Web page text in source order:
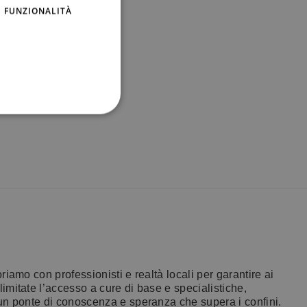
con professionisti e realtà locali per garantire ai
l’accesso a cure di base e specialistiche,
ponte di conoscenza e speranza che supera i confini.
FUNZIONALITÀ